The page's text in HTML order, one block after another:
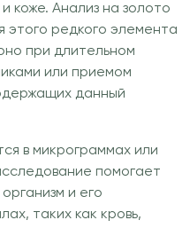
коже. Анализ на золото
этого редкого элемента
при длительном
или приемом
данный
в микрограммах или
помогает
и его
таких как кровь,